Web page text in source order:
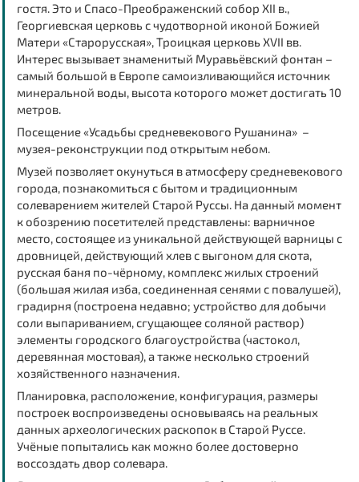
гостя. Это и Спасо-Преображенский собор XII в.,
Георгиевская церковь с чудотворной иконой Божией
Матери «Старорусская», Троицкая церковь XVII вв.
Интерес вызывает знаменитый Муравьёвский фонтан –
самый большой в Европе самоизливающийся источник
минеральной воды, высота которого может достигать 10
метров.
Посещение «Усадьбы средневекового Рушанина» –
музея-реконструкции под открытым небом.
Музей позволяет окунуться в атмосферу средневекового
города, познакомиться с бытом и традиционным
солеварением жителей Старой Руссы. На данный момент
к обозрению посетителей представлены: варничное
место, состоящее из уникальной действующей варницы с
дровницей, действующий хлев с выгоном для скота,
русская баня по-чёрному, комплекс жилых строений
(большая жилая изба, соединенная сенями с повалушей),
градирня (построена недавно; устройство для добычи
соли выпариванием, сгущающее соляной раствор)
элементы городского благоустройства (частокол,
деревянная мостовая), а также несколько строений
хозяйственного назначения.
Планировка, расположение, конфигурация, размеры
построек воспроизведены основываясь на реальных
данных археологических раскопок в Старой Руссе.
Учёные попытались как можно более достоверно
воссоздать двор солевара.